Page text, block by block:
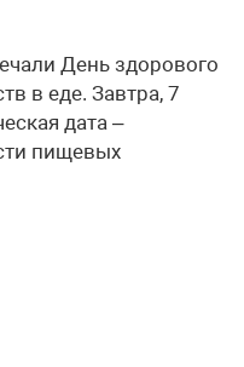
День здорового
в еде. Завтра, 7
дата –
пищевых